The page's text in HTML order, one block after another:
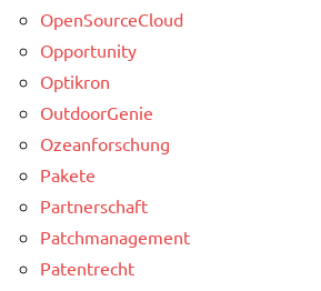
OpenSourceCloud
Opportunity
Optikron
OutdoorGenie
Ozeanforschung
Pakete
Partnerschaft
Patchmanagement
Patentrecht